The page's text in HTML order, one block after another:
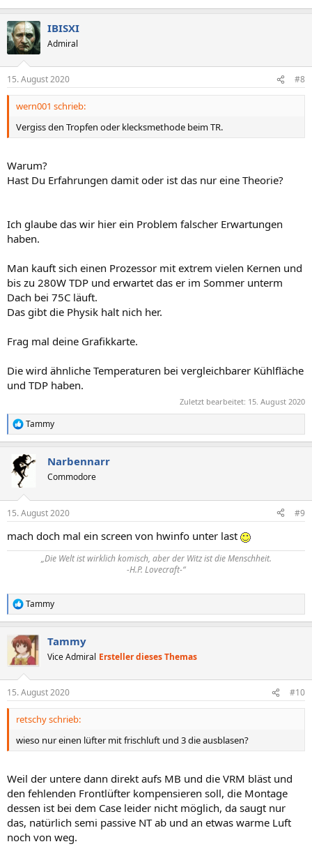
IBISXI
Admiral
15. August 2020 #8
wern001 schrieb:
Vergiss den Tropfen oder klecksmethode beim TR.
Warum?
Hast Du Erfahrungen damit oder ist das nur eine Theorie?
Ich glaube das wir hier ein Problem falscher Erwartungen
haben.
Man kauft sich einen Prozessor mit extrem vielen Kernen und
bis zu 280W TDP und erwartet das er im Sommer unterm
Dach bei 75C läuft.
Das gibt die Physik halt nich her.
Frag mal deine Grafikkarte.
Die wird ähnliche Temperaturen bei vergleichbarer Kühlfläche
und TDP haben.
Zuletzt bearbeitet: 15. August 2020
R
e
k
t
e
:
Tammy
Narbennarr
Commodore
15. August 2020 #9
mach doch mal ein screen von hwinfo unter last
„Die Welt ist wirklich komisch, aber der Witz ist die Menschheit.
-H.P. Lovecraft-“
R
e
k
t
i
e
n
Tammy
Tammy
Vice Admiral Ersteller dieses Themas
15. August 2020 #10
retschy schrieb:
wieso nur einen lüfter mit frischluft und 3 die ausblasen?
Weil der untere dann direkt aufs MB und die VRM bläst und
den fehlenden Frontlüfter kompensieren soll, die Montage
dessen ist bei dem Case leider nicht möglich, da saugt nur
das, natürlich semi passive NT ab und an etwas warme Luft
noch von weg.